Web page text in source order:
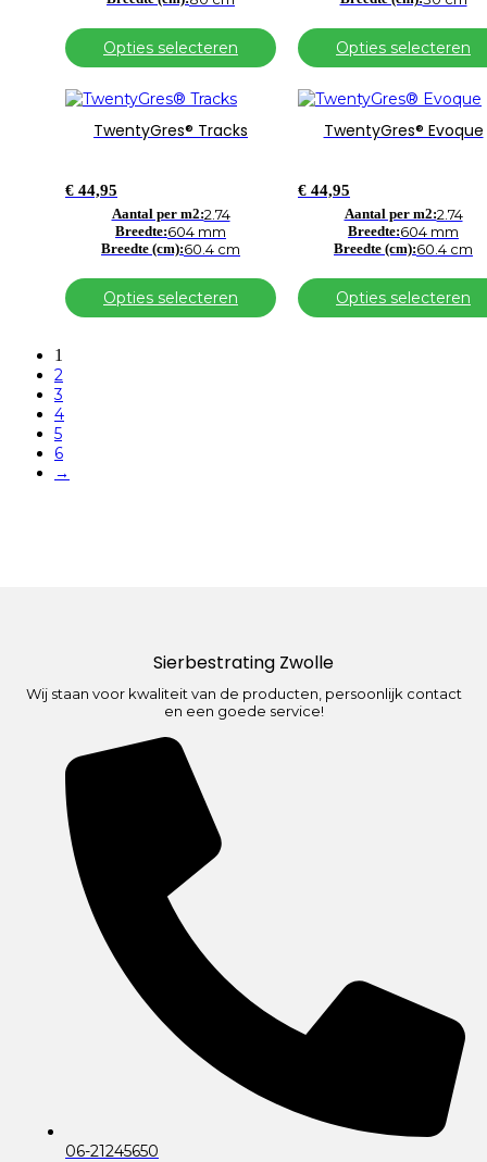
Opties selecteren
gekozen
op
de
Opties selecteren
gekozen
op
de
TwentyGres® Tracks
€ 44,95
Aantal per m2:2.74
Breedte:604 mm
Breedte (cm):60.4 cm
Opties selecteren
Dit
heeft
Deze
gekozen
op
de
TwentyGres® Evoque
€ 44,95
Aantal per m2:2.74
Breedte:604 mm
Breedte (cm):60.4 cm
Opties selecteren
Dit
heeft
Deze
gekozen
op
de
1
2
3
4
5
6
→
Sierbestrating Zwolle
Wij staan voor kwaliteit van de producten, persoonlijk contact
en een goede service!
06-21245650